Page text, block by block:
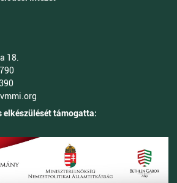
18.
elkészülését támogatta: